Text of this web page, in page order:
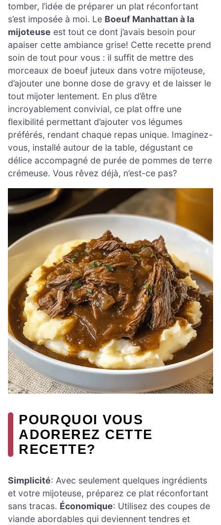
tomber, l’idée de préparer un plat réconfortant
s’est imposée à moi. Le Boeuf Manhattan à la
mijoteuse est tout ce dont j’avais besoin pour
apaiser cette ambiance grise! Cette recette prend
soin de tout pour vous : il suffit de mettre des
morceaux de boeuf juteux dans votre mijoteuse,
d’ajouter une bonne dose de gravy et de laisser le
tout mijoter lentement. En plus d’être
incroyablement convivial, ce plat offre une
flexibilité permettant d’ajouter vos légumes
préférés, rendant chaque repas unique. Imaginez-
vous, installé autour de la table, dégustant ce
délice accompagné de purée de pommes de terre
crémeuse. Vous rêvez déjà, n’est-ce pas?
POURQUOI VOUS
ADOREREZ CETTE
RECETTE?
Simplicité: Avec seulement quelques ingrédients
et votre mijoteuse, préparez ce plat réconfortant
sans tracas. Économique: Utilisez des coupes de
viande abordables qui deviennent tendres et